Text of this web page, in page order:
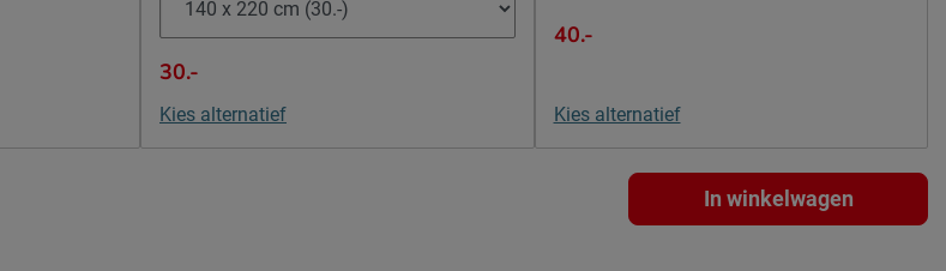
30.-
Kies alternatief
40.-
Kies alternatief
In winkelwagen